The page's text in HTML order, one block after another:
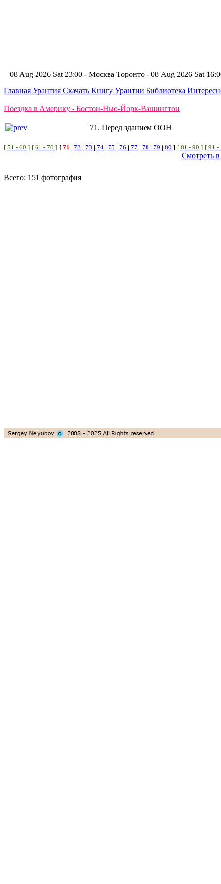
08 Aug 2026 Sat 23:00 - Москва Торонто - 08 Aug 2026 Sat
Главная Урантия Скачать Книгу Урантии Библиотека
Поездка в Америку - Бостон-Нью-Йорк-Вашингтон
71. Перед зданием ООН
[ 51 - 60 ] [ 61 - 70 ] [ 71 | 72 | 73 | 74 | 75 | 76 | 77 | 78 | 79 | 80 ] [ 81 - 90 ] [ 91 -
Смотреть
Всего: 151 фотография